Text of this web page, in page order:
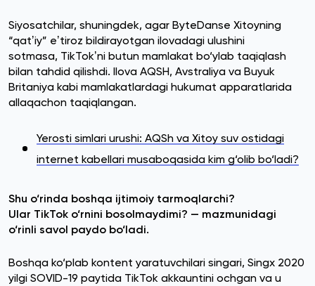
Siyosatchilar, shuningdek, agar ByteDanse Xitoyning
“qatʼiy” eʼtiroz bildirayotgan ilovadagi ulushini
sotmasa, TikTokʼni butun mamlakat bo‘ylab taqiqlash
bilan tahdid qilishdi. Ilova AQSH, Avstraliya va Buyuk
Britaniya kabi mamlakatlardagi hukumat apparatlarida
allaqachon taqiqlangan.
Yerosti simlari urushi: AQSh va Xitoy suv ostidagi
internet kabellari musaboqasida kim g‘olib bo‘ladi?
Shu o‘rinda boshqa ijtimoiy tarmoqlarchi?
Ular TikTok o‘rnini bosolmaydimi? — mazmunidagi
o‘rinli savol paydo bo‘ladi.
Boshqa ko‘plab kontent yaratuvchilari singari, Singx 2020
yilgi SOVID-19 paytida TikTok akkauntini ochgan va u